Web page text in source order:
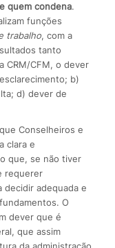
quem condena.
funções
trabalho, com a
tanto
CRM/CFM, o dever
b)
d) dever de
Conselheiros e
clara e
que, se não tiver
requerer
decidir adequada e
O
dever que é
que assim